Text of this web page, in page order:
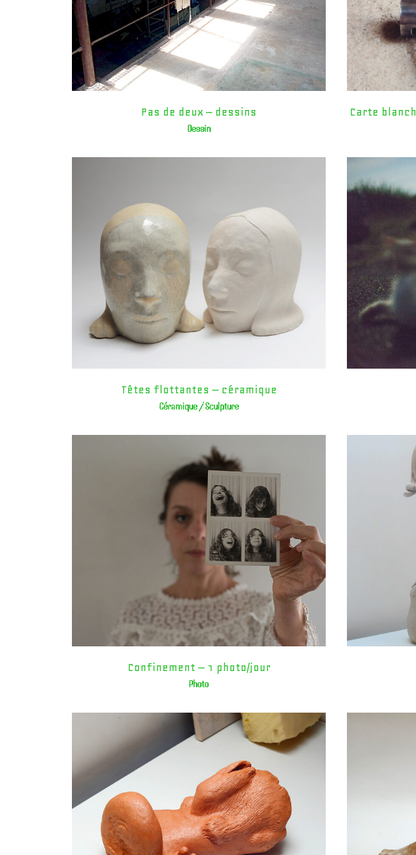
Pas de deux – dessins
Dessin
Têtes flottantes – céramique
Céramique / Sculpture
Confinement – 1 photo/jour
Photo